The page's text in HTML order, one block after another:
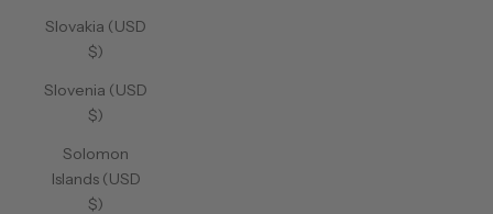
Slovakia (USD
$)
Slovenia (USD
$)
Solomon
Islands (USD
$)